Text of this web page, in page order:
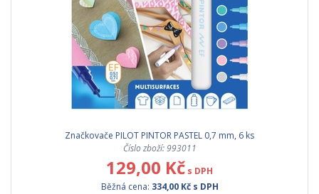
Značkovače PILOT PINTOR PASTEL 0,7 mm, 6 ks
Číslo zboží: 993011
129,00 Kč s DPH
Běžná cena: 334,00 Kč s DPH